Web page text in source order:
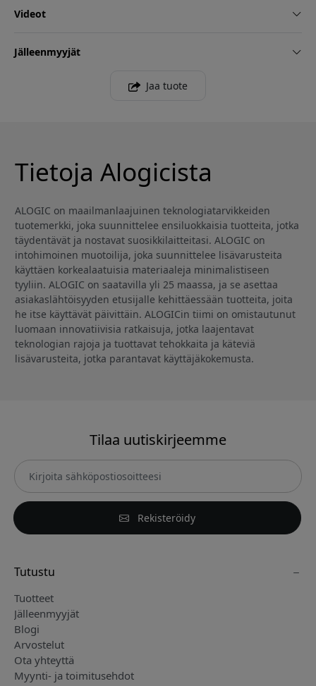
Videot
Jälleenmyyjät
Jaa tuote
Tietoja Alogicista
ALOGIC on maailmanlaajuinen teknologiatarvikkeiden
tuotemerkki, joka suunnittelee ensiluokkaisia tuotteita, jotka
täydentävät ja nostavat suosikkilaitteitasi. ALOGIC on
intohimoinen muotoilija, joka suunnittelee lisävarusteita
käyttäen korkealaatuisia materiaaleja minimalistiseen
tyyliin. ALOGIC on saatavilla yli 25 maassa, ja se asettaa
asiakaslähtöisyyden etusijalle kehittäessään tuotteita, joita
he itse käyttävät päivittäin. ALOGICin tiimi on omistautunut
luomaan innovatiivisia ratkaisuja, jotka laajentavat
teknologian rajoja ja tuottavat tehokkaita ja käteviä
lisävarusteita, jotka parantavat käyttäjäkokemusta.
Tilaa uutiskirjeemme
Rekisteröidy
Tutustu
Tuotteet
Jälleenmyyjät
Blogi
Arvostelut
Ota yhteyttä
Myynti- ja toimitusehdot